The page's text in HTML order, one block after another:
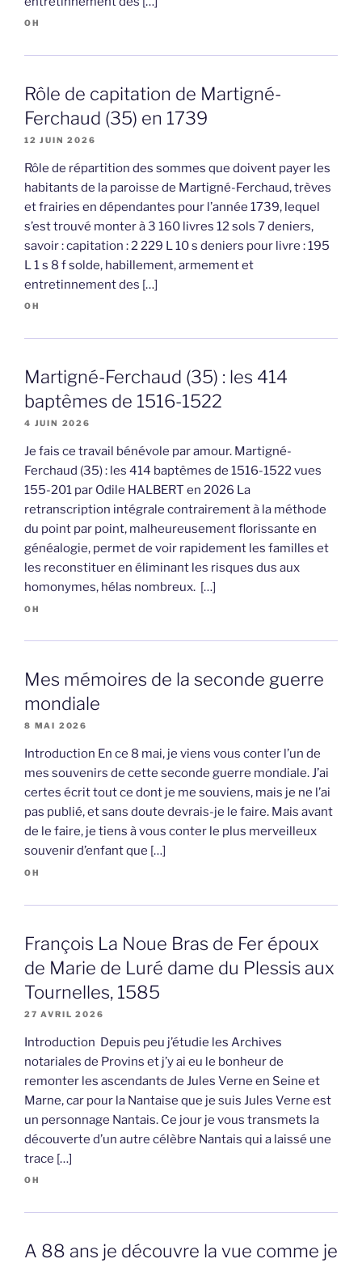
OH
Rôle de capitation de Martigné-
Ferchaud (35) en 1739
12 JUIN 2026
Rôle de répartition des sommes que doivent payer les
habitants de la paroisse de Martigné-Ferchaud, trèves
et frairies en dépendantes pour l’année 1739, lequel
s’est trouvé monter à 3 160 livres 12 sols 7 deniers,
savoir : capitation : 2 229 L 10 s deniers pour livre : 195
L 1 s 8 f solde, habillement, armement et
entretinnement des […]
OH
Martigné-Ferchaud (35) : les 414
baptêmes de 1516-1522
4 JUIN 2026
Je fais ce travail bénévole par amour. Martigné-
Ferchaud (35) : les 414 baptêmes de 1516-1522 vues
155-201 par Odile HALBERT en 2026 La
retranscription intégrale contrairement à la méthode
du point par point, malheureusement florissante en
généalogie, permet de voir rapidement les familles et
les reconstituer en éliminant les risques dus aux
homonymes, hélas nombreux. […]
OH
Mes mémoires de la seconde guerre
mondiale
8 MAI 2026
Introduction En ce 8 mai, je viens vous conter l’un de
mes souvenirs de cette seconde guerre mondiale. J’ai
certes écrit tout ce dont je me souviens, mais je ne l’ai
pas publié, et sans doute devrais-je le faire. Mais avant
de le faire, je tiens à vous conter le plus merveilleux
souvenir d’enfant que […]
OH
François La Noue Bras de Fer époux
de Marie de Luré dame du Plessis aux
Tournelles, 1585
27 AVRIL 2026
Introduction Depuis peu j’étudie les Archives
notariales de Provins et j’y ai eu le bonheur de
remonter les ascendants de Jules Verne en Seine et
Marne, car pour la Nantaise que je suis Jules Verne est
un personnage Nantais. Ce jour je vous transmets la
découverte d’un autre célèbre Nantais qui a laissé une
trace […]
OH
A 88 ans je découvre la vue comme je